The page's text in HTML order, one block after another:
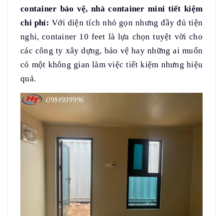
container bảo vệ, nhà container mini tiết kiệm
chi phí: Với diện tích nhỏ gọn nhưng đầy đủ tiện
nghi, container 10 feet là lựa chọn tuyệt vời cho
các công ty xây dựng, bảo vệ hay những ai muốn
có một không gian làm việc tiết kiệm nhưng hiệu
quả.